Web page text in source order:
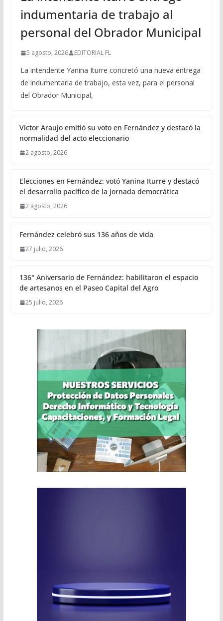
indumentaria de trabajo al
personal del Obrador Municipal
5 agosto, 2026 EDITORIAL FL
La intendente Yanina Iturre concretó una nueva entrega
de indumentaria de trabajo, esta vez, para el personal
del Obrador Municipal,
Víctor Araujo emitió su voto en Fernández y destacó la
normalidad del acto eleccionario
2 agosto, 2026
Elecciones en Fernández: votó Yanina Iturre y destacó
el desarrollo pacífico de la jornada democrática
2 agosto, 2026
Fernández celebró sus 136 años de vida
27 julio, 2026
136° Aniversario de Fernández: habilitaron el espacio
de artesanos en el Paseo Capital del Agro
25 julio, 2026